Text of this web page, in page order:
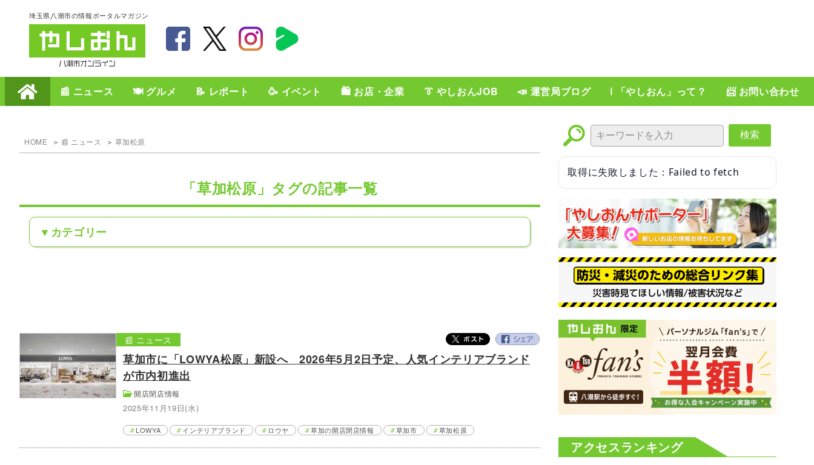
埼玉県八潮市の情報ポータルマガジン
📰 ニュース 🍽️ グルメ 📝 レポート 🥳 イベント 🛍️ お店・企業 👔 やしおんJOB 📣 運営局ブログ ℹ️ 「やしおん」って？ 📨 お問い合わせ
HOME 📰 ニュース 草加松原
「草加松原」タグの記事一覧
カテゴリー
草加市に「LOWYA松原」新設へ 2026年5月2日予定、人気インテリアブランド
が市内初進出
開店閉店情報
2025年11月19日(水)
📰 ニュース
LOWYA インテリアブランド ロウヤ 草加の開店閉店情報 草加市 草加松原
検索
取得に失敗しました：Failed to fetch
アクセスランキング